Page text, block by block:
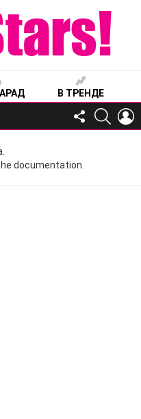
В ТРЕНДЕ
FOLLOW
US
documentation.